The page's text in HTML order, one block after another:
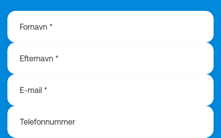
Fornavn *
Efternavn *
E-mail *
Telefonnummer